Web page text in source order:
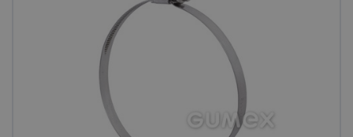
Další pryžové a plastové výrobky
Centrum poptávek